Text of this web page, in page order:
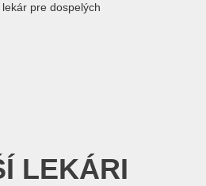
lekár pre dospelých
LEKÁRI